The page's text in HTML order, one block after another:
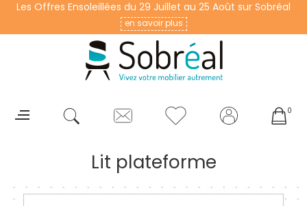
Les Offres Ensoleillées du 29 Juillet au 25 Août sur Sobréal
en savoir plus
0
Lit plateforme